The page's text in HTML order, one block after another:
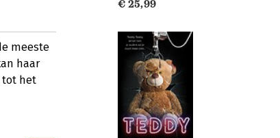
meeste
haar
tot het
€ 25,99